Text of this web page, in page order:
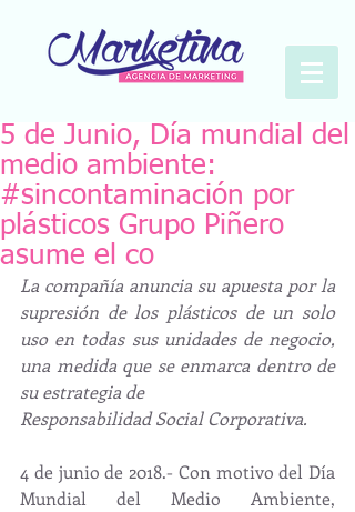
5 de Junio, Día mundial del
medio ambiente:
#sincontaminación por
plásticos Grupo Piñero
asume el co
La compañía anuncia su apuesta por la
supresión de los plásticos de un solo
uso en todas sus unidades de negocio,
una medida que se enmarca dentro de
su estrategia de
Responsabilidad Social Corporativa.
4 de junio de 2018.- Con motivo del Día
Mundial del Medio Ambiente,